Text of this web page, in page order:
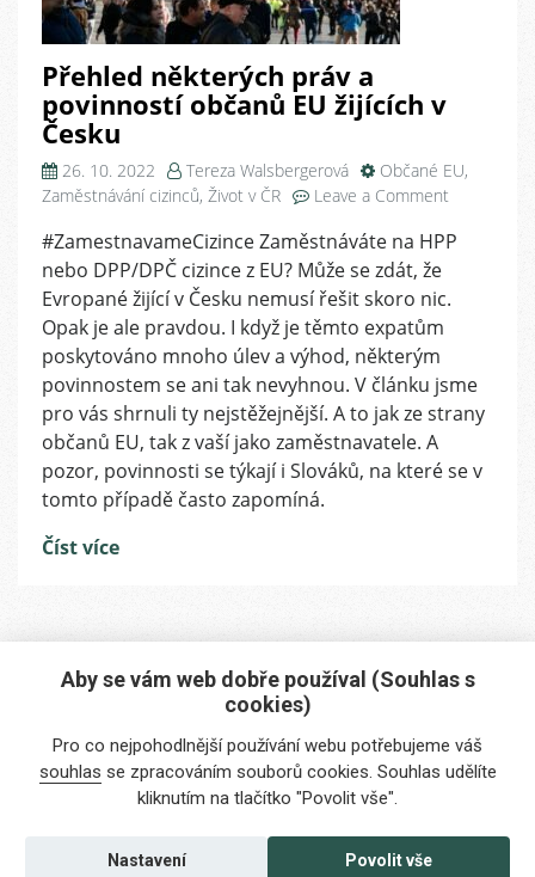
Přehled některých práv a
povinností občanů EU žijících v
Česku
26. 10. 2022 Tereza Walsbergerová Občané EU,
Zaměstnávání cizinců, Život v ČR Leave a Comment
některých
žijících
v
#ZamestnavameCizince Zaměstnáváte na HPP
nebo DPP/DPČ cizince z EU? Může se zdát, že
Evropané žijící v Česku nemusí řešit skoro nic.
Opak je ale pravdou. I když je těmto expatům
poskytováno mnoho úlev a výhod, některým
povinnostem se ani tak nevyhnou. V článku jsme
pro vás shrnuli ty nejstěžejnější. A to jak ze strany
občanů EU, tak z vaší jako zaměstnavatele. A
pozor, povinnosti se týkají i Slováků, na které se v
tomto případě často zapomíná.
Číst více
Máte zájem o naše služby?
Potřebujete poradit?
info@foreigners.cz
+420 211 221 492
Aby se vám web dobře používal (Souhlas s
cookies)
Pro co nejpohodlnější používání webu potřebujeme váš
souhlas se zpracováním souborů cookies. Souhlas udělíte
kliknutím na tlačítko "Povolit vše".
Povolit vše
Nastavení